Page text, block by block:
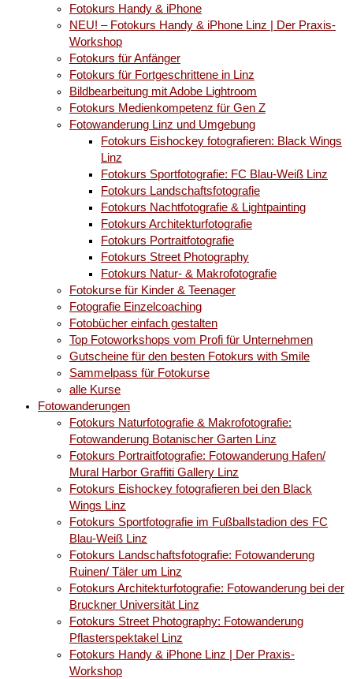
Fotokurs Handy & iPhone
NEU! – Fotokurs Handy & iPhone Linz | Der Praxis-
Workshop
Fotokurs für Anfänger
Fotokurs für Fortgeschrittene in Linz
Bildbearbeitung mit Adobe Lightroom
Fotokurs Medienkompetenz für Gen Z
Fotowanderung Linz und Umgebung
Fotokurs Eishockey fotografieren: Black Wings
Linz
Fotokurs Sportfotografie: FC Blau-Weiß Linz
Fotokurs Landschaftsfotografie
Fotokurs Nachtfotografie & Lightpainting
Fotokurs Architekturfotografie
Fotokurs Portraitfotografie
Fotokurs Street Photography
Fotokurs Natur- & Makrofotografie
Fotokurse für Kinder & Teenager
Fotografie Einzelcoaching
Fotobücher einfach gestalten
Top Fotoworkshops vom Profi für Unternehmen
Gutscheine für den besten Fotokurs with Smile
Sammelpass für Fotokurse
alle Kurse
Fotowanderungen
Fotokurs Naturfotografie & Makrofotografie:
Fotowanderung Botanischer Garten Linz
Fotokurs Portraitfotografie: Fotowanderung Hafen/
Mural Harbor Graffiti Gallery Linz
Fotokurs Eishockey fotografieren bei den Black
Wings Linz
Fotokurs Sportfotografie im Fußballstadion des FC
Blau-Weiß Linz
Fotokurs Landschaftsfotografie: Fotowanderung
Ruinen/ Täler um Linz
Fotokurs Architekturfotografie: Fotowanderung bei der
Bruckner Universität Linz
Fotokurs Street Photography: Fotowanderung
Pflasterspektakel Linz
Fotokurs Handy & iPhone Linz | Der Praxis-
Workshop